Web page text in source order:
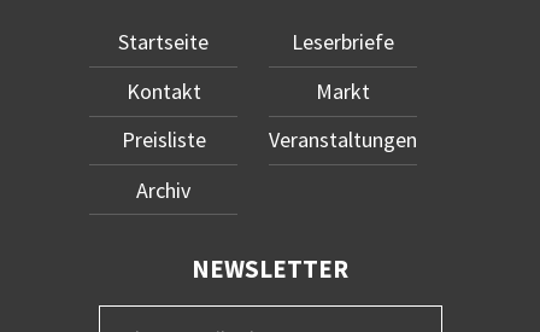
Startseite
Kontakt
Preisliste
Archiv
Leserbriefe
Markt
Veranstaltungen
NEWSLETTER